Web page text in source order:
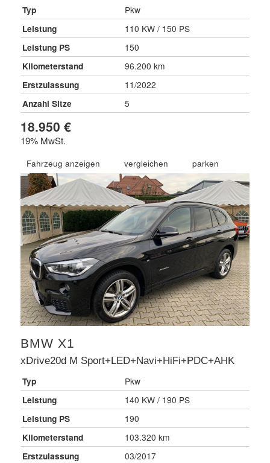
Typ
Pkw
Leistung
110 KW / 150 PS
Leistung PS
150
Kilometerstand
96.200 km
Erstzulassung
11/2022
Anzahl Sitze
5
18.950 €
19% MwSt.
Fahrzeug anzeigen vergleichen parken
BMW X1
xDrive20d M Sport+LED+Navi+HiFi+PDC+AHK
Typ
Pkw
Leistung
140 KW / 190 PS
Leistung PS
190
Kilometerstand
103.320 km
Erstzulassung
03/2017